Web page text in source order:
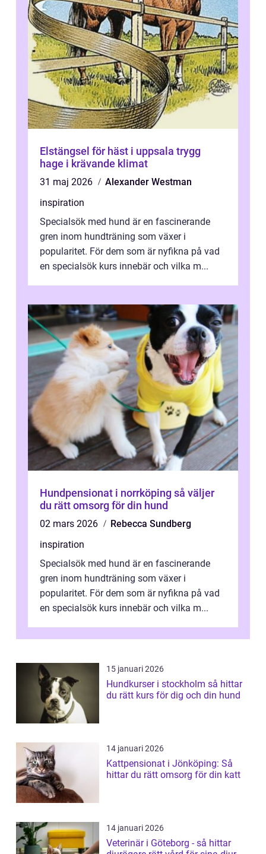
Elstängsel för häst i uppsala trygg
hage i krävande klimat
31 maj 2026
Alexander Westman
inspiration
Specialsök med hund är en fascinerande
gren inom hundträning som växer i
popularitet. För dem som är nyfikna på vad
en specialsök kurs innebär och vilka m...
Hundpensionat i norrköping så väljer
du rätt omsorg för din hund
02 mars 2026
Rebecca Sundberg
inspiration
Specialsök med hund är en fascinerande
gren inom hundträning som växer i
popularitet. För dem som är nyfikna på vad
en specialsök kurs innebär och vilka m...
15 januari 2026
Hundkurser i stockholm så hittar
du rätt kurs för dig och din hund
14 januari 2026
Kattpensionat i Jönköping: Så
hittar du rätt omsorg för din katt
14 januari 2026
Veterinär i Göteborg - så hittar